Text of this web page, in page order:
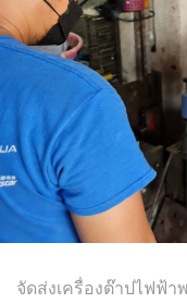
จัดส่งเครื่องต๊าปไฟฟ้